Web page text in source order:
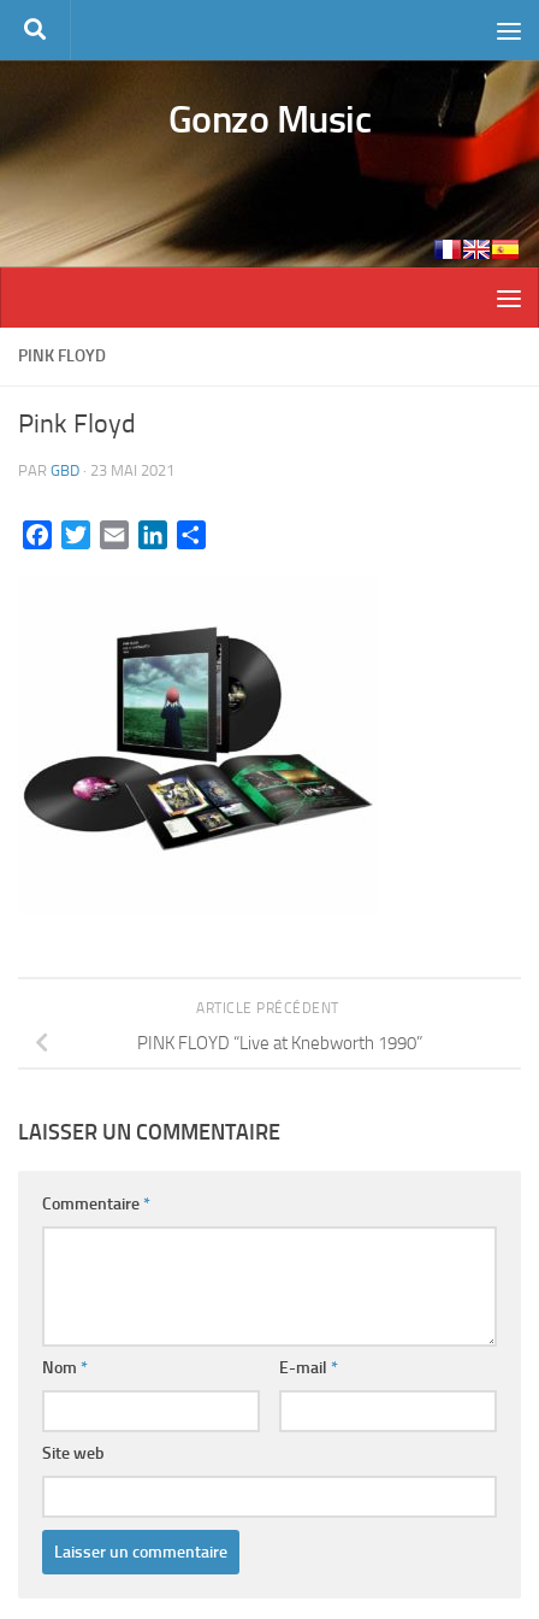
Skip to content
Gonzo Music
PINK FLOYD
Pink Floyd
PAR GBD · 23 MAI 2021
FacebookTwitterEmail LinkedIn
ARTICLE PRÉCÉDENT
PINK FLOYD “Live at Knebworth 1990”
LAISSER UN COMMENTAIRE
Commentaire*
Nom * E-mail *
Site web